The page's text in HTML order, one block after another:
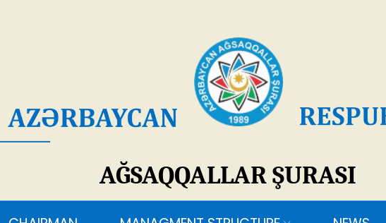
AĞSAQQALLAR ŞURASI
MANAGMENT STRUCTURE NEWS CONTACTS